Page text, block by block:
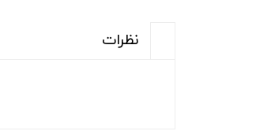
نظرات
(ارسال